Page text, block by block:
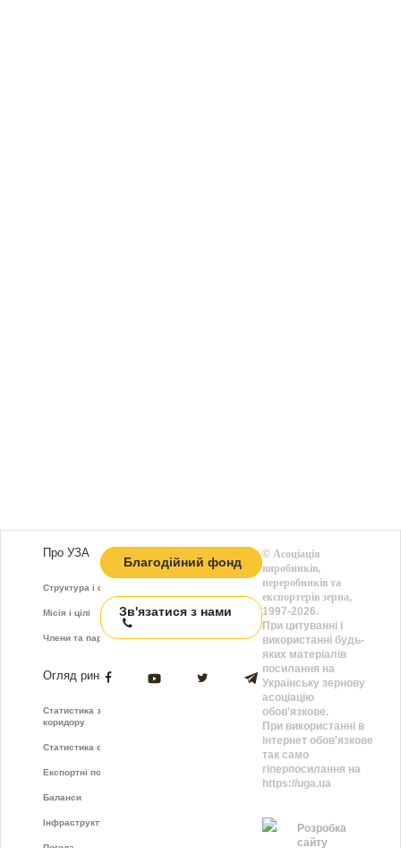
Про УЗА
Структура і функції
Місія і цілі
Члени та партнери
Огляд ринку
Статистика зернового
коридору
Статистика фрахту
Експортні показники
Баланси
Інфраструктура
Благодійний фонд
Зв'язатися з нами
©Асоціація
виробників,
переробників та
експортерів зерна,
1997-2026.
При цитуванні і
використанні будь-
яких матеріалів
посилання на
Українську зернову
асоціацію
обов'язкове.
При використанні в
інтернет обов'язкове
так само
гіперпосилання на
https://uga.ua
Розробка
сайту